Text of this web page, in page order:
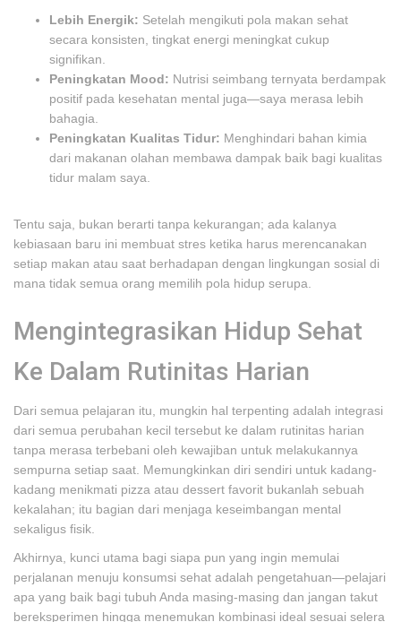
Lebih Energik: Setelah mengikuti pola makan sehat
secara konsisten, tingkat energi meningkat cukup
signifikan.
Peningkatan Mood: Nutrisi seimbang ternyata berdampak
positif pada kesehatan mental juga—saya merasa lebih
bahagia.
Peningkatan Kualitas Tidur: Menghindari bahan kimia
dari makanan olahan membawa dampak baik bagi kualitas
tidur malam saya.
Tentu saja, bukan berarti tanpa kekurangan; ada kalanya
kebiasaan baru ini membuat stres ketika harus merencanakan
setiap makan atau saat berhadapan dengan lingkungan sosial di
mana tidak semua orang memilih pola hidup serupa.
Mengintegrasikan Hidup Sehat
Ke Dalam Rutinitas Harian
Dari semua pelajaran itu, mungkin hal terpenting adalah integrasi
dari semua perubahan kecil tersebut ke dalam rutinitas harian
tanpa merasa terbebani oleh kewajiban untuk melakukannya
sempurna setiap saat. Memungkinkan diri sendiri untuk kadang-
kadang menikmati pizza atau dessert favorit bukanlah sebuah
kekalahan; itu bagian dari menjaga keseimbangan mental
sekaligus fisik.
Akhirnya, kunci utama bagi siapa pun yang ingin memulai
perjalanan menuju konsumsi sehat adalah pengetahuan—pelajari
apa yang baik bagi tubuh Anda masing-masing dan jangan takut
bereksperimen hingga menemukan kombinasi ideal sesuai selera